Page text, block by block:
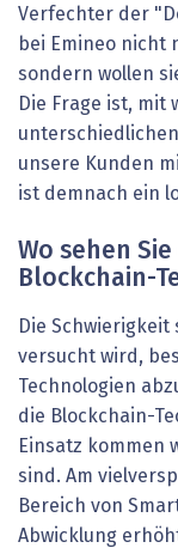
Verfechter der
bei Emineo nicht
sondern wollen
Die Frage ist, mit
unsere Kunden
ist demnach ein
Wo sehen
Blockchain-
Die
versucht wird,
Technologien
die Blockchain-
Einsatz kommen
sind. Am
Bereich von
Abwicklung